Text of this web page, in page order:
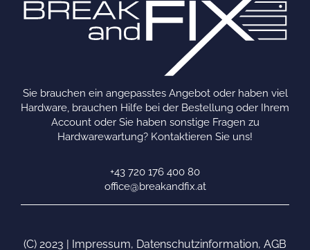
Sie brauchen ein angepasstes Angebot oder haben viel
Hardware, brauchen Hilfe bei der Bestellung oder Ihrem
Account oder Sie haben sonstige Fragen zu
Hardwarewartung? Kontaktieren Sie uns!
+43 720 176 400 80
office@breakandfix.at
(C) 2023 | Impressum, Datenschutzinformation, AGB